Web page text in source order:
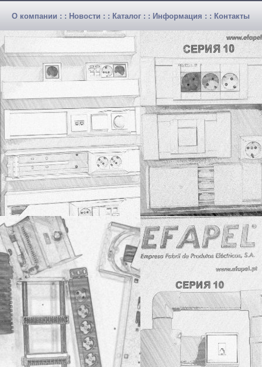
О компании : : Новости : : Каталог : : Информация : : Контакты